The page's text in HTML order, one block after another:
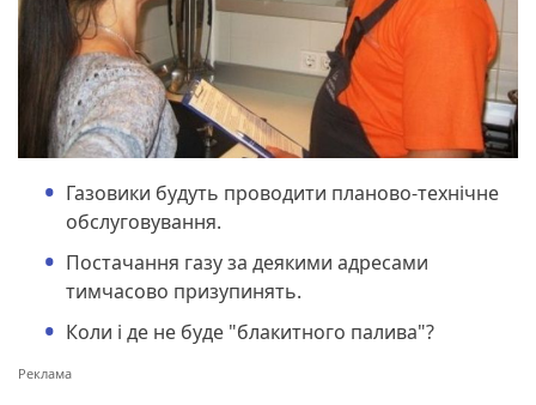
Газовики будуть проводити планово-технічне
обслуговування.
Постачання газу за деякими адресами
тимчасово призупинять.
Коли і де не буде "блакитного палива"?